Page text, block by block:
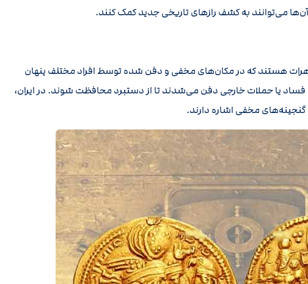
می‌توانند به کشف رازهای تاریخی جدید کمک کنند.
هستند که در مکان‌های مخفی و دفن شده توسط افراد مختلف پنهان
یا حملات خارجی دفن می‌شدند تا از دستبرد محافظت شوند. در ایران،
مخفی اشاره دارند.